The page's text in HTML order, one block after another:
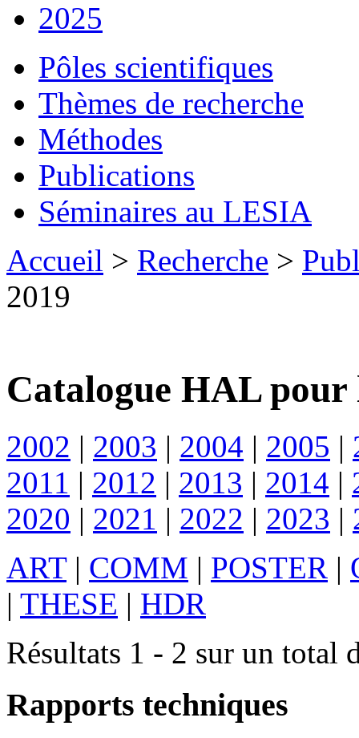
2025
Pôles scientifiques
Thèmes de recherche
Méthodes
Publications
Séminaires au LESIA
Accueil > Recherche >
2019
Catalogue HAL pour
2002 | 2003 | 2004 | 2005 |
2011 | 2012 | 2013 | 2014 |
2020 | 2021 | 2022 | 2023 |
ART| COMM | POSTER |
| THESE | HDR
Résultats 1 - 2 sur un total
Rapports techniques